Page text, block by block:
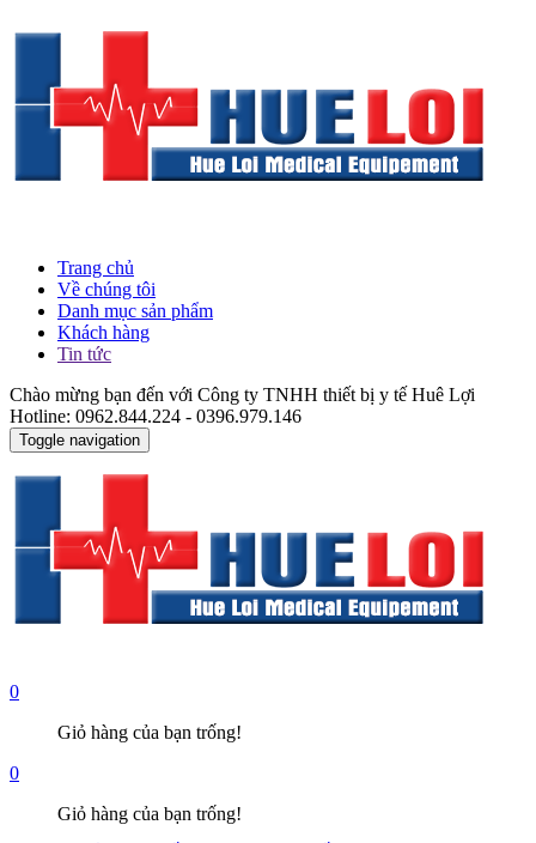
Trang chủ
Về chúng tôi
Danh mục sản phẩm
Khách hàng
Tin tức
Chào mừng bạn đến với Công ty TNHH thiết bị y tế Huê Lợi
Hotline: 0962.844.224 - 0396.979.146
Toggle navigation
0
Giỏ hàng của bạn trống!
0
Giỏ hàng của bạn trống!